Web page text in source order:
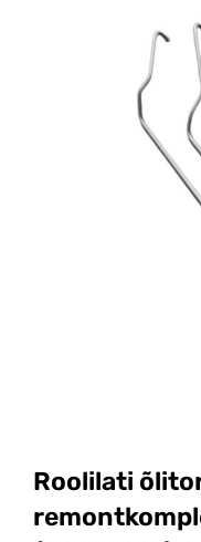
Roolilati